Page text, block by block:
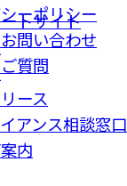
ーポリシー
問い合わせ
質問
トサイト
ース
アンス相談窓⼝
内